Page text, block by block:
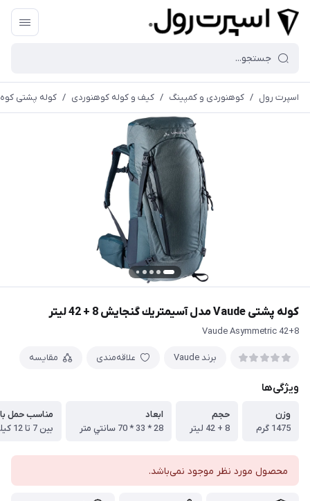
اسپرت رول / کوهنوردی و کمپینگ / کیف و کوله کوهنوردی / کوله پشتی
کوله پشتی Vaude مدل آسيمتريك گنجایش 8 + 42 لیتر
Vaude Asymmetric 42+8
برند Vaude علاقه‌مندی مقایسه
ویژگی‌ها
وزن
1475 گرم
حجم
8 + 42 لیتر
ابعاد
28 * 33 * 70 سانتي متر
مناسب حمل
بين 7 تا 12 كيلو گرم
محصول مورد نظر موجود نمی‌باشد.